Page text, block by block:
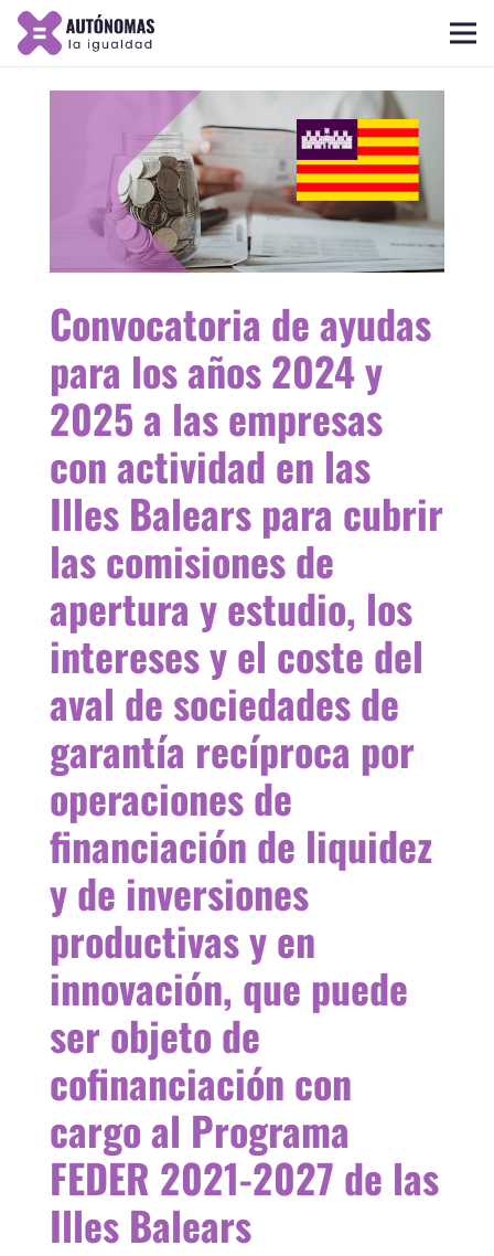
Convocatoria de ayudas
para los años 2024 y
2025 a las empresas
con actividad en las
Illes Balears para cubrir
las comisiones de
apertura y estudio, los
intereses y el coste del
aval de sociedades de
garantía recíproca por
operaciones de
financiación de liquidez
y de inversiones
productivas y en
innovación, que puede
ser objeto de
cofinanciación con
cargo al Programa
FEDER 2021-2027 de las
Illes Balears